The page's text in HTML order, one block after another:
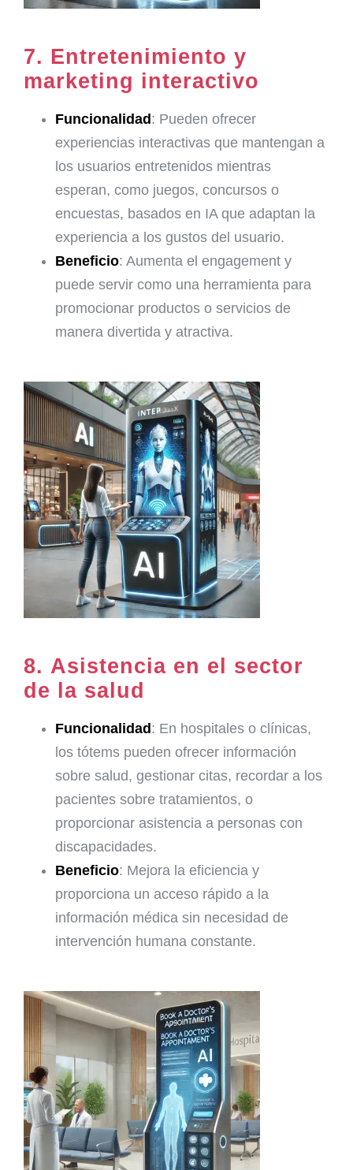
7. Entretenimiento y
marketing interactivo
Funcionalidad : Pueden ofrecer
experiencias interactivas que mantengan a
los usuarios entretenidos mientras
esperan, como juegos, concursos o
encuestas, basados en IA que adaptan la
experiencia a los gustos del usuario.
Beneficio: Aumenta el engagement y
puede servir como una herramienta para
promocionar productos o servicios de
manera divertida y atractiva.
8. Asistencia en el sector
de la salud
Funcionalidad : En hospitales o clínicas,
los tótems pueden ofrecer información
sobre salud, gestionar citas, recordar a los
pacientes sobre tratamientos, o
proporcionar asistencia a personas con
discapacidades.
Beneficio: Mejora la eficiencia y
proporciona un acceso rápido a la
información médica sin necesidad de
intervención humana constante.